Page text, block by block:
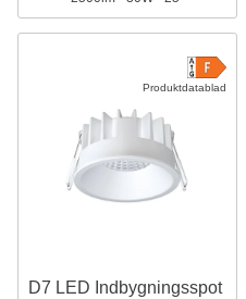
Produktdatablad
D7 LED Indbygningsspot